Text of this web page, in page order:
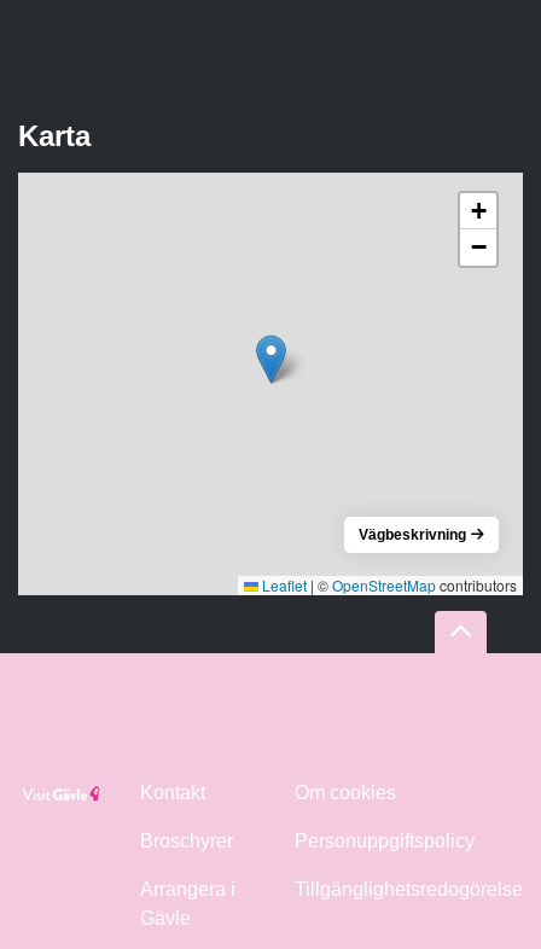
Karta
+
−
Leaflet | ©OpenStreetMapcontributors
Vägbeskrivning
Kontakt
Broschyrer
Arrangera i
Gävle
Om cookies
Personuppgiftspolicy
Tillgänglighetsredogörelse